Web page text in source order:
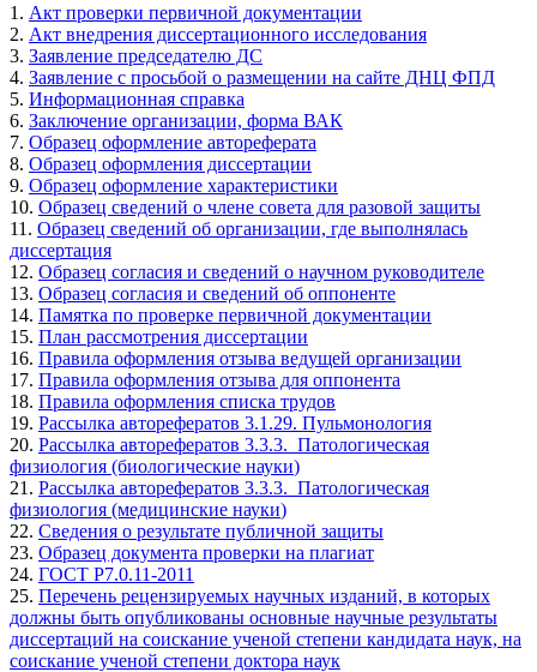
1. Акт проверки первичной документации
2. Акт внедрения диссертационного исследования
3. Заявление председателю ДС
4. Заявление с просьбой о размещении на сайте ДНЦ ФПД
5. Информационная справка
6. Заключение организации, форма ВАК
7. Образец оформление автореферата
8. Образец оформления диссертации
9. Образец оформление характеристики
10. Образец сведений о члене совета для разовой защиты
11. Образец сведений об организации, где выполнялась
диссертация
12. Образец согласия и сведений о научном руководителе
13. Образец согласия и сведений об оппоненте
14. Памятка по проверке первичной документации
15. План рассмотрения диссертации
16. Правила оформления отзыва ведущей организации
17. Правила оформления отзыва для оппонента
18. Правила оформления списка трудов
19. Рассылка авторефератов 3.1.29. Пульмонология
20. Рассылка авторефератов 3.3.3. Патологическая
физиология (биологические науки)
21. Рассылка авторефератов 3.3.3. Патологическая
физиология (медицинские науки)
22. Сведения о результате публичной защиты
23. Образец документа проверки на плагиат
24. ГОСТ Р7.0.11-2011
25. Перечень рецензируемых научных изданий, в которых
должны быть опубликованы основные научные результаты
диссертаций на соискание ученой степени кандидата наук, на
соискание ученой степени доктора наук